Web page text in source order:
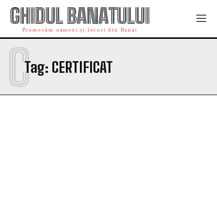
GHIDUL BANATULUI
Promovăm oameni și locuri din Banat
Tag: CERTIFICAT
C